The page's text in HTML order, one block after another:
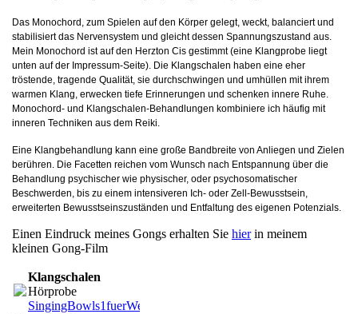
Das Monochord, zum Spielen auf den Körper gelegt, weckt, balanciert und
stabilisiert das Nervensystem und gleicht dessen Spannungszustand aus.
Mein Monochord ist auf den Herzton Cis gestimmt (eine Klangprobe liegt
unten auf der Impressum-Seite). Die Klangschalen haben eine eher
tröstende, tragende Qualität, sie durchschwingen und umhüllen mit ihrem
warmen Klang, erwecken tiefe Erinnerungen und schenken innere Ruhe.
Monochord- und Klangschalen-Behandlungen kombiniere ich häufig mit
inneren Techniken aus dem Reiki.
Eine Klangbehandlung kann eine große Bandbreite von Anliegen und Zielen
berühren. Die Facetten reichen vom Wunsch nach Entspannung über die
Behandlung psychischer wie physischer, oder psychosomatischer
Beschwerden, bis zu einem intensiveren Ich- oder Zell-Bewusstsein,
erweiterten Bewusstseinszuständen und Entfaltung des eigenen Potenzials.
Einen Eindruck meines Gongs erhalten Sie hierin meinem
kleinen Gong-Film
Klangschalen
Hörprobe
SingingBowls1fuerWeb.m4a